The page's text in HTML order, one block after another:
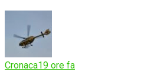
Cronaca19 ore fa